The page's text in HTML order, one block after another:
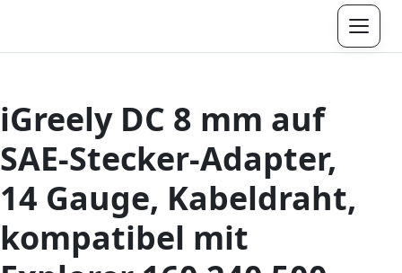
Menü
iGreely DC 8 mm auf
SAE-Stecker-Adapter,
14 Gauge, Kabeldraht,
kompatibel mit